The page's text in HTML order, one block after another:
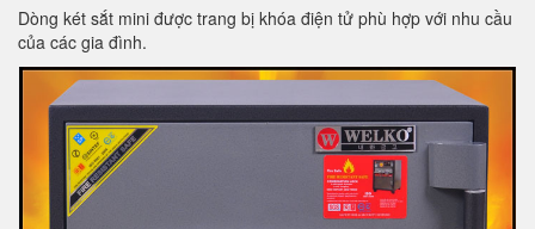
Dòng két sắt mini được trang bị khóa điện tử phù hợp với nhu cầu
của các gia đình.